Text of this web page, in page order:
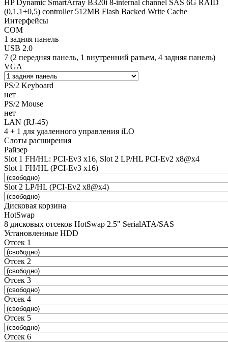
HP Dynamic SmartArray B320i 8-internal channel SAS 6G RAID
(0,1,1+0,5) controller 512MB Flash Backed Write Cache
Интерфейсы
COM
1 задняя панель
USB 2.0
7 (2 передняя панель, 1 внутренний разъем, 4 задняя панель)
VGA
PS/2 Keyboard
нет
PS/2 Mouse
нет
LAN (RJ-45)
4 + 1 для удаленного управления iLO
Слоты расширения
Райзер
Slot 1 FH/HL: PCI-Ev3 x16, Slot 2 LP/HL PCI-Ev2 x8@x4
Slot 1 FH/HL (PCI-Ev3 x16)
Slot 2 LP/HL (PCI-Ev2 x8@x4)
Дисковая корзина
HotSwap
8 дисковых отсеков HotSwap 2.5" SerialATA/SAS
Установленные HDD
Отсек 1
Отсек 2
Отсек 3
Отсек 4
Отсек 5
Отсек 6